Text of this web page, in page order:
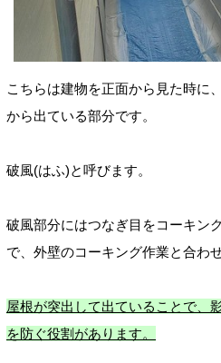
こちらは建物を正面から見た時に
から出ている部分です。
破風(はふ)と呼びます。
破風部分にはつなぎ目をコーキン
で、外壁のコーキング作業と合わ
屋根が突出して出ていることで、
を防ぐ役割があります。